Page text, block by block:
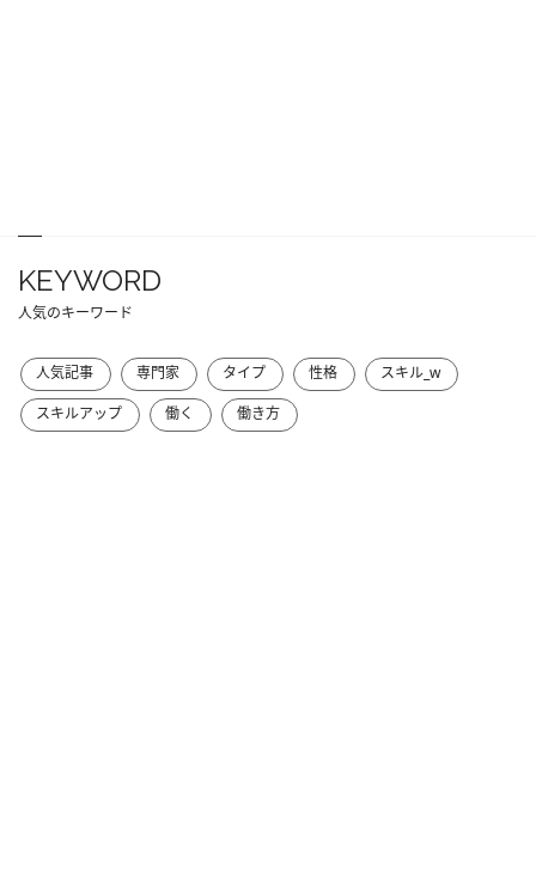
KEYWORD
人気のキーワード
人気記事 専門家 タイプ 性格
スキル_w
スキルアップ
働く 働き方